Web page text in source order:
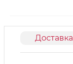
Доставка